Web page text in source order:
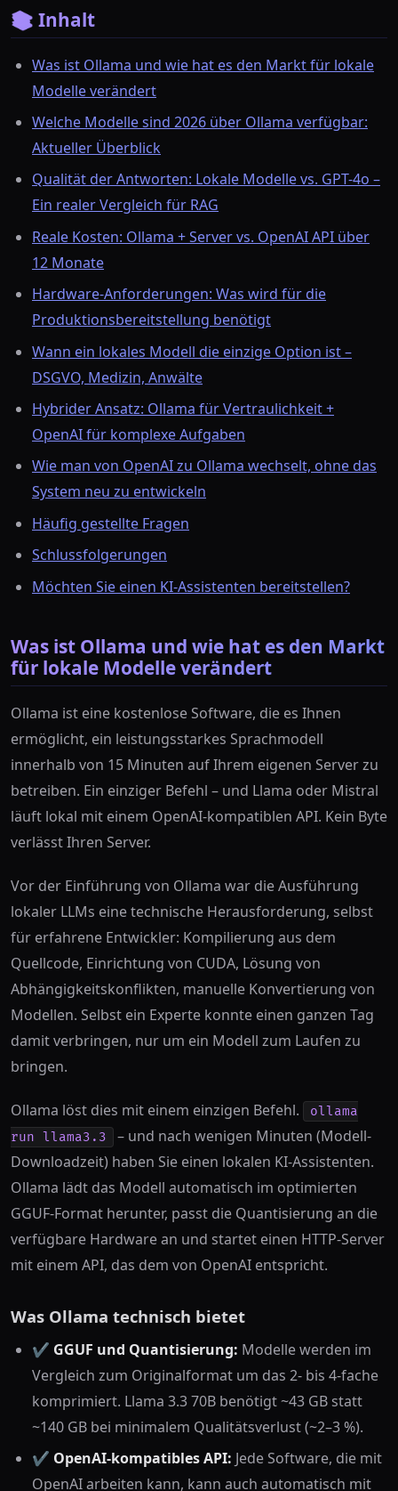
📚 Inhalt
Was ist Ollama und wie hat es den Markt für lokale
Modelle verändert
Welche Modelle sind 2026 über Ollama verfügbar:
Aktueller Überblick
Qualität der Antworten: Lokale Modelle vs. GPT-4o –
Ein realer Vergleich für RAG
Reale Kosten: Ollama + Server vs. OpenAI API über
12 Monate
Hardware-Anforderungen: Was wird für die
Produktionsbereitstellung benötigt
Wann ein lokales Modell die einzige Option ist –
DSGVO, Medizin, Anwälte
Hybrider Ansatz: Ollama für Vertraulichkeit +
OpenAI für komplexe Aufgaben
Wie man von OpenAI zu Ollama wechselt, ohne das
System neu zu entwickeln
Häufig gestellte Fragen
Schlussfolgerungen
Möchten Sie einen KI-Assistenten bereitstellen?
Was ist Ollama und wie hat es den Markt
für lokale Modelle verändert
Ollama ist eine kostenlose Software, die es Ihnen
ermöglicht, ein leistungsstarkes Sprachmodell
innerhalb von 15 Minuten auf Ihrem eigenen Server zu
betreiben. Ein einziger Befehl – und Llama oder Mistral
läuft lokal mit einem OpenAI-kompatiblen API. Kein Byte
verlässt Ihren Server.
Vor der Einführung von Ollama war die Ausführung
lokaler LLMs eine technische Herausforderung, selbst
für erfahrene Entwickler: Kompilierung aus dem
Quellcode, Einrichtung von CUDA, Lösung von
Abhängigkeitskonflikten, manuelle Konvertierung von
Modellen. Selbst ein Experte konnte einen ganzen Tag
damit verbringen, nur um ein Modell zum Laufen zu
bringen.
Ollama löst dies mit einem einzigen Befehl.
ollama
run llama3.3
– und nach wenigen Minuten (Modell-
Downloadzeit) haben Sie einen lokalen KI-Assistenten.
Ollama lädt das Modell automatisch im optimierten
GGUF-Format herunter, passt die Quantisierung an die
verfügbare Hardware an und startet einen HTTP-Server
mit einem API, das dem von OpenAI entspricht.
Was Ollama technisch bietet
✔️ GGUF und Quantisierung: Modelle werden im
Vergleich zum Originalformat um das 2- bis 4-fache
komprimiert. Llama 3.3 70B benötigt ~43 GB statt
~140 GB bei minimalem Qualitätsverlust (~2–3 %).
✔️ OpenAI-kompatibles API: Jede Software, die mit
OpenAI arbeiten kann, kann auch automatisch mit